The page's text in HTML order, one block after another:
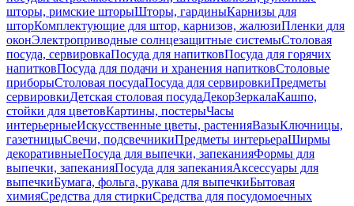
шторы, римские шторыШторы, гардиныКарнизы для
шторКомплектующие для штор, карнизов, жалюзиПленки для
оконЭлектроприводные солнцезащитные системыСтоловая
посуда, сервировкаПосуда для напитковПосуда для горячих
напитковПосуда для подачи и хранения напитковСтоловые
приборыСтоловая посудаПосуда для сервировкиПредметы
сервировкиДетская столовая посудаДекорЗеркалаКашпо,
стойки для цветовКартины, постерыЧасы
интерьерныеИскусственные цветы, растенияВазыКлючницы,
газетницыСвечи, подсвечникиПредметы интерьераШирмы
декоративныеПосуда для выпечки, запеканияФормы для
выпечки, запеканияПосуда для запеканияАксессуары для
выпечкиБумага, фольга, рукава для выпечкиБытовая
химияСредства для стиркиСредства для посудомоечных